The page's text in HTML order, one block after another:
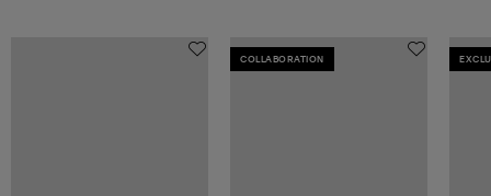
COLLABORATION